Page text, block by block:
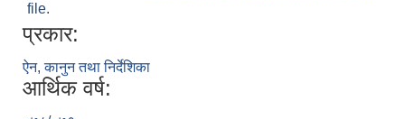
file.
प्रकार:
ऐन, कानुन तथा निर्देशिका
आर्थिक वर्ष: